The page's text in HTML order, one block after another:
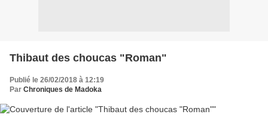
Thibaut des choucas "Roman"
Publié le 26/02/2018 à 12:19
Par Chroniques de Madoka